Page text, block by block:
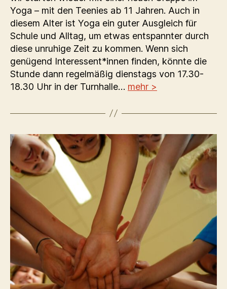
Yoga – mit den Teenies ab 11 Jahren. Auch in
diesem Alter ist Yoga ein guter Ausgleich für
Schule und Alltag, um etwas entspannter durch
diese unruhige Zeit zu kommen. Wenn sich
genügend Interessent*innen finden, könnte die
Stunde dann regelmäßig dienstags von 17.30-
18.30 Uhr in der Turnhalle… mehr >